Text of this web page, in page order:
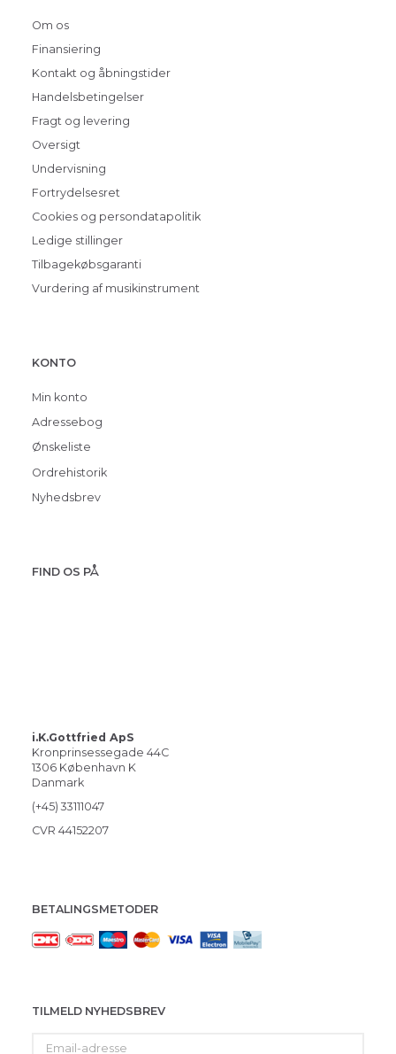
Om os
Finansiering
Kontakt og åbningstider
Handelsbetingelser
Fragt og levering
Oversigt
Undervisning
Fortrydelsesret
Cookies og persondatapolitik
Ledige stillinger
Tilbagekøbsgaranti
Vurdering af musikinstrument
KONTO
Min konto
Adressebog
Ønskeliste
Ordrehistorik
Nyhedsbrev
FIND OS PÅ
i.K.Gottfried ApS
Kronprinsessegade 44C
1306 København K
Danmark
(+45) 33111047
CVR 44152207
BETALINGSMETODER
TILMELD NYHEDSBREV